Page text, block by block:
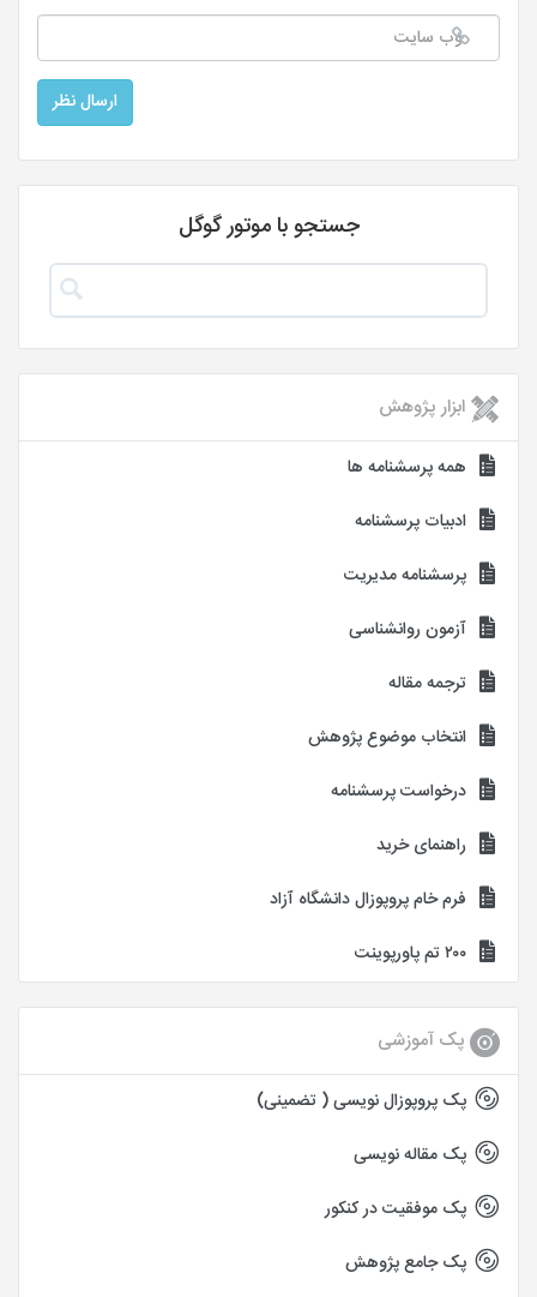
جستجو با موتور گوگل
ابزار پژوهش
همه پرسشنامه ها
ادبیات پرسشنامه
پرسشنامه مدیریت
آزمون روانشناسی
ترجمه مقاله
انتخاب موضوع پژوهش
درخواست پرسشنامه
راهنمای خرید
فرم خام پروپوزال دانشگاه آزاد
۲۰۰ تم پاورپوینت
پک آموزشی
پک پروپوزال نویسی ( تضمینی)
پک مقاله نویسی
پک موفقیت در کنکور
پک جامع پژوهش